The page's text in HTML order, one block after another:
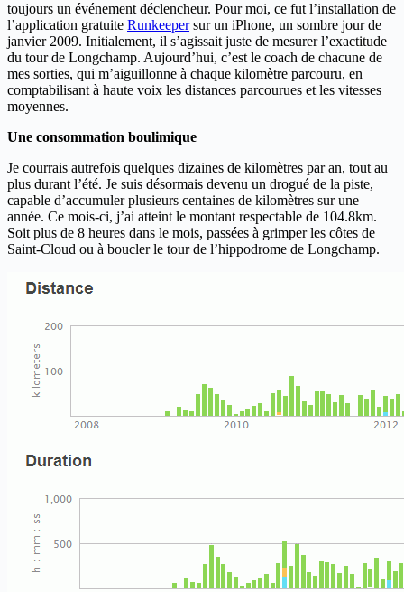
toujours un événement déclencheur. Pour moi, ce fut l’installation de
l’application gratuite Runkeepersur un iPhone, un sombre jour de
janvier 2009. Initialement, il s’agissait juste de mesurer l’exactitude
du tour de Longchamp. Aujourd’hui, c’est le coach de chacune de
mes sorties, qui m’aiguillonne à chaque kilomètre parcouru, en
comptabilisant à haute voix les distances parcourues et les vitesses
moyennes.
Une consommation boulimique
Je courrais autrefois quelques dizaines de kilomètres par an, tout au
plus durant l’été. Je suis désormais devenu un drogué de la piste,
capable d’accumuler plusieurs centaines de kilomètres sur une
année. Ce mois-ci, j’ai atteint le montant respectable de 104.8km.
Soit plus de 8 heures dans le mois, passées à grimper les côtes de
Saint-Cloud ou à boucler le tour de l’hippodrome de Longchamp.